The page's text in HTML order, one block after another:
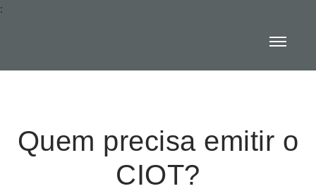
:
Quem precisa emitir o
CIOT?